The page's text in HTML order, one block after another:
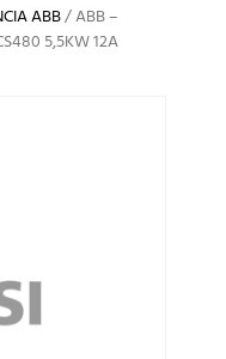
ABB/ ABB –
5,5KW 12A